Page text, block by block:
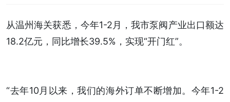
从温州海关获悉，今年1-2月，我市泵阀产业出口额达
18.2亿元，同比增长39.5%，实现“开门红”。
“去年10月以来，我们的海外订单不断增加。今年1-2